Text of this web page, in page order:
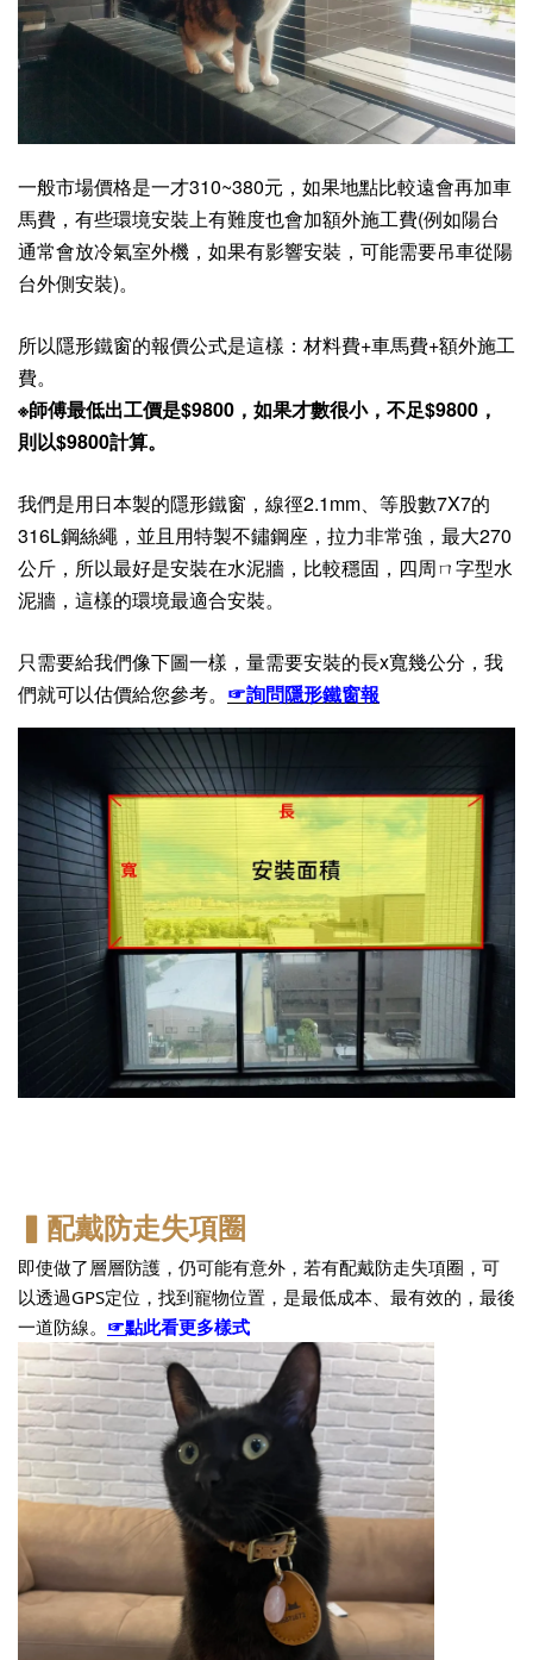
一般市場價格是一才310~380元，如果地點比較遠會再加車
馬費，有些環境安裝上有難度也會加額外施工費(例如陽台
通常會放冷氣室外機，如果有影響安裝，可能需要吊車從陽
台外側安裝)。
所以隱形鐵窗的報價公式是這樣：材料費+車馬費+額外施工
費。
※師傅最低出工價是$9800，如果才數很小，不足$9800，
則以$9800計算。
我們是用日本製的隱形鐵窗，線徑2.1mm、等股數7X7的
316L鋼絲繩，並且用特製不鏽鋼座，拉力非常強，最大270
公斤，所以最好是安裝在水泥牆，比較穩固，四周ㄇ字型水
泥牆，這樣的環境最適合安裝。
只需要給我們像下圖一樣，量需要安裝的長x寬幾公分，我
們就可以估價給您參考。 ☞詢問隱形鐵窗報
▍配戴防走失項圈
即使做了層層防護，仍可能有意外，若有配戴防走失項圈，可
以透過GPS定位，找到寵物位置，是最低成本、最有效的，最後
一道防線。 ☞點此看更多樣式